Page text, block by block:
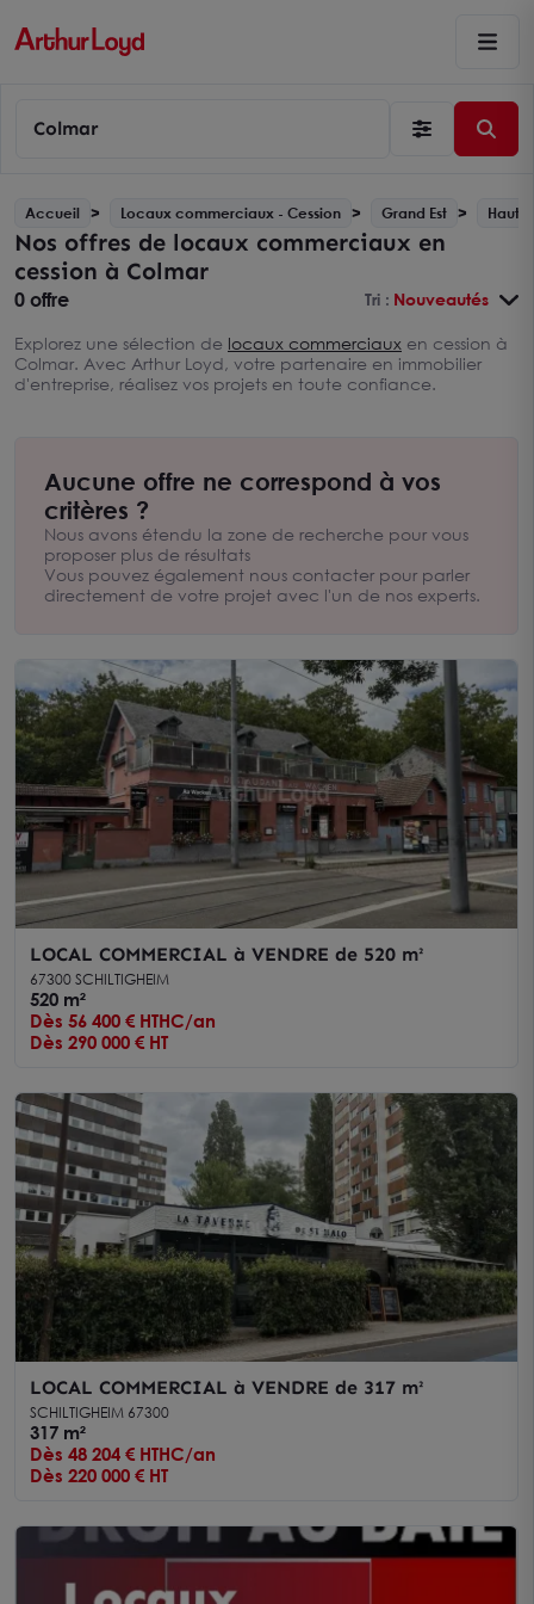
Colmar
Accueil Locaux commerciaux - Cession Grand Est Haut-
Nos offres de locaux commerciaux en
cession à Colmar
0 offre Tri : Nouveautés
Explorez une sélection de locaux commerciaux en cession à
Colmar. Avec Arthur Loyd, votre partenaire en immobilier
d'entreprise, réalisez vos projets en toute confiance.
Aucune offre ne correspond à vos
critères ?
Nous avons étendu la zone de recherche pour vous
proposer plus de résultats
Vous pouvez également nous contacter pour parler
directement de votre projet avec l'un de nos experts.
LOCAL COMMERCIAL à VENDRE de 520 m²
67300 SCHILTIGHEIM
520 m²
Dès 56 400 € HTHC/an
Dès 290 000 € HT
LOCAL COMMERCIAL à VENDRE de 317 m²
SCHILTIGHEIM 67300
317 m²
Dès 48 204 € HTHC/an
Dès 220 000 € HT